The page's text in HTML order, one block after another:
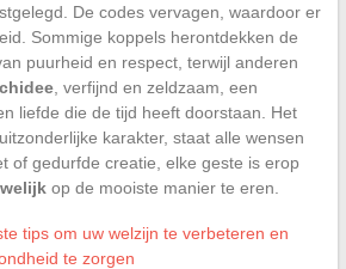
De codes vervagen, waardoor er
Sommige koppels herontdekken de
puurheid en respect, terwijl anderen
, verfijnd en zeldzaam, een
liefde die de tijd heeft doorstaan. Het
karakter, staat alle wensen
of gedurfde creatie, elke geste is erop
op de mooiste manier te eren.
tips om uw welzijn te verbeteren en
te zorgen